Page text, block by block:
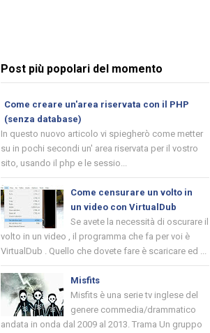
Post più popolari del momento
Come creare un'area riservata con il PHP
(senza database)
In questo nuovo articolo vi spiegherò come metter
su in pochi secondi un' area riservata per il vostro
sito, usando il php e le sessio...
Come censurare un volto in
un video con VirtualDub
Se avete la necessità di oscurare il
volto in un video , il programma che fa per voi è
VirtualDub . Quello che dovete fare è scaricare ed ...
Misfits
Misfits è una serie tv inglese del
genere commedia/drammatico
andata in onda dal 2009 al 2013. Trama Un gruppo